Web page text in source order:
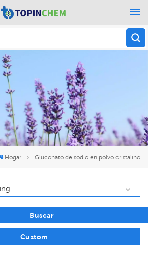
Hogar Gluconato de sodio en polvo cristalino
Buscar
Custom